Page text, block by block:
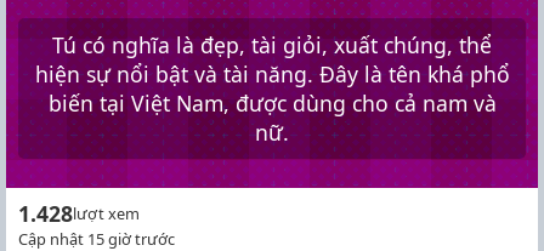
Tú có nghĩa là đẹp, tài giỏi, xuất chúng, thể
hiện sự nổi bật và tài năng. Đây là tên khá phổ
biến tại Việt Nam, được dùng cho cả nam và
nữ.
1.428lượt xem
Cập nhật 15 giờ trước